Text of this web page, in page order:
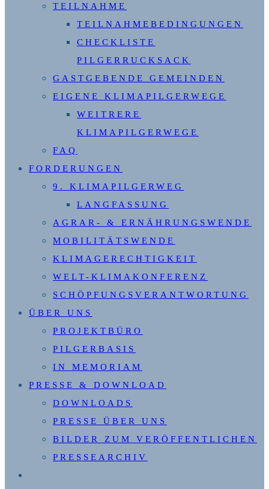
TEILNAHME
TEILNAHMEBEDINGUNGEN
CHECKLISTE
PILGERRUCKSACK
GASTGEBENDE GEMEINDEN
EIGENE KLIMAPILGERWEGE
WEITRERE
KLIMAPILGERWEGE
FAQ
FORDERUNGEN
9. KLIMAPILGERWEG
LANGFASSUNG
AGRAR- & ERNÄHRUNGSWENDE
MOBILITÄTSWENDE
KLIMAGERECHTIGKEIT
WELT-KLIMAKONFERENZ
SCHÖPFUNGSVERANTWORTUNG
ÜBER UNS
PROJEKTBÜRO
PILGERBASIS
IN MEMORIAM
PRESSE & DOWNLOAD
DOWNLOADS
PRESSE ÜBER UNS
BILDER ZUM VERÖFFENTLICHEN
PRESSEARCHIV